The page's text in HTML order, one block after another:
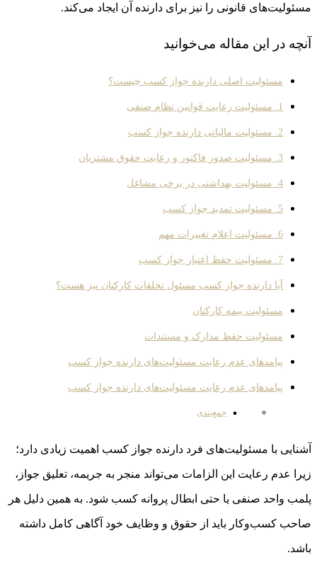
مسئولیت‌های قانونی را نیز برای دارنده آن ایجاد می‌کند.
آنچه در این مقاله می‌خوانید
مسئولیت اصلی دارنده جواز کسب چیست؟
1. مسئولیت رعایت قوانین نظام صنفی
2. مسئولیت مالیاتی دارنده جواز کسب
3. مسئولیت صدور فاکتور و رعایت حقوق مشتریان
4. مسئولیت بهداشتی در برخی مشاغل
5. مسئولیت تمدید جواز کسب
6. مسئولیت اعلام تغییرات مهم
7. مسئولیت حفظ اعتبار جواز کسب
آیا دارنده جواز کسب مسئول تخلفات کارکنان نیز هست؟
مسئولیت بیمه کارکنان
مسئولیت حفظ مدارک و مستندات
پیامدهای عدم رعایت مسئولیت‌های دارنده جواز کسب
پیامدهای عدم رعایت مسئولیت‌های دارنده جواز کسب
جمع‌بندی
آشنایی با مسئولیت‌های فرد دارنده جواز کسب اهمیت زیادی دارد؛
زیرا عدم رعایت این الزامات می‌تواند منجر به جریمه، تعلیق جواز،
پلمب واحد صنفی یا حتی ابطال پروانه کسب شود. به همین دلیل هر
صاحب کسب‌وکار باید از حقوق و وظایف خود آگاهی کامل داشته
باشد.